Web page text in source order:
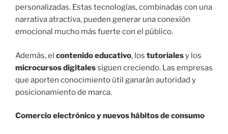
personalizadas. Estas tecnologías, combinadas con una
narrativa atractiva, pueden generar una conexión
emocional mucho más fuerte con el público.
Además, el contenido educativo, los tutorialesy los
microcursos digitalessiguen creciendo. Las empresas
que aporten conocimiento útil ganarán autoridad y
posicionamiento de marca.
Comercio electrónico y nuevos hábitos de consumo